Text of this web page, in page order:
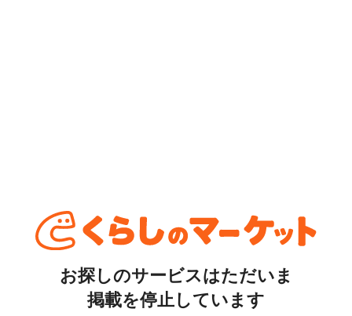
お探しのサービスはただいま
掲載を停止しています